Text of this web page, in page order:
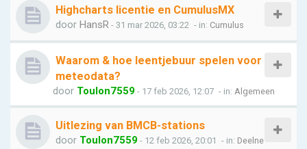
Highcharts licentie en CumulusMX
door HansR - 31 mar 2026, 03:22 - in: Cumulus
Waarom & hoe leentjebuur spelen voor
meteodata?
door Toulon7559 - 17 feb 2026, 12:07 - in: Algemeen
Uitlezing van BMCB-stations
door Toulon7559 - 12 feb 2026, 20:01 - in: Deelne